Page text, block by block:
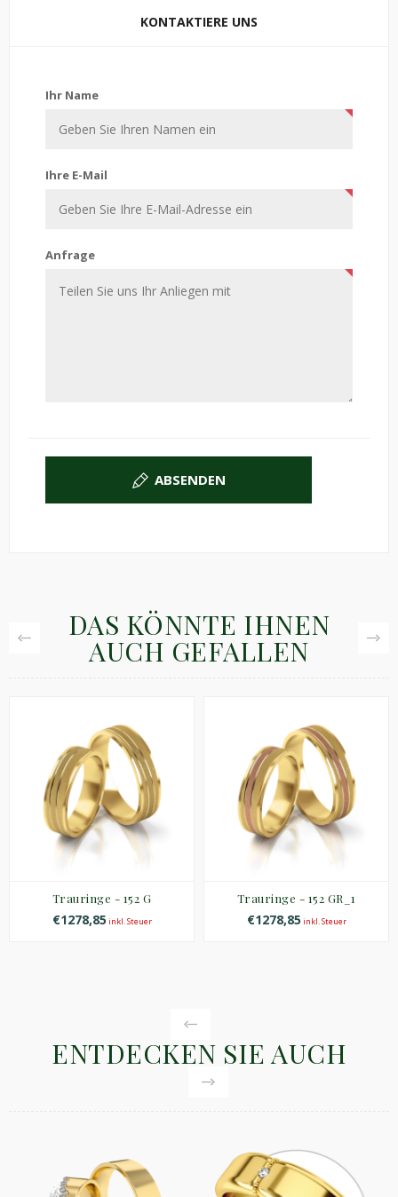
KONTAKTIERE UNS
Ihr Name
Ihre E-Mail
Anfrage
ABSENDEN
DAS KÖNNTE IHNEN
AUCH GEFALLEN
Trauringe - 152 G
€1278,85 inkl. Steuer
Trauringe - 152 GR_1
€1278,85 inkl. Steuer
ENTDECKEN SIE AUCH